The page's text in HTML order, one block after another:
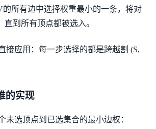
的所有边中选择权重最小的一条，将对
直到所有顶点都被选入。
接应用：每一步选择的都是跨越割 (S,
的实现
未选顶点到已选集合的最小边权：